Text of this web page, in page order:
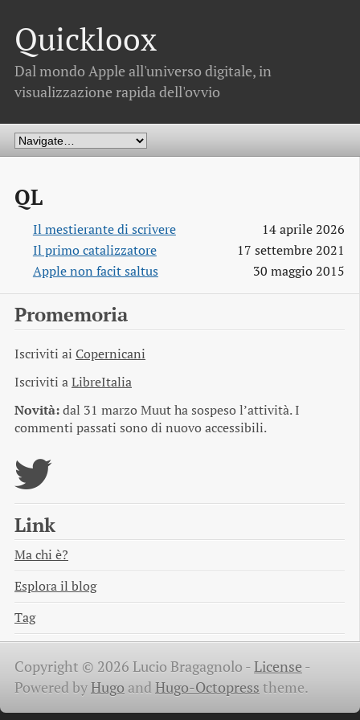
Quickloox
Dal mondo Apple all'universo digitale, in
visualizzazione rapida dell'ovvio
QL
Il mestierante di scrivere
14 aprile 2026
Il primo catalizzatore
17 settembre 2021
Apple non facit saltus
30 maggio 2015
Promemoria
Iscriviti ai Copernicani
Iscriviti aLibreItalia
Novità:dal 31 marzo Muut ha sospeso l’attività. I
commenti passati sono di nuovo accessibili.
Link
Ma chi è?
Esplora il blog
Tag
Copyright © 2026 Lucio Bragagnolo -License -
Powered byHugo and Hugo-Octopress theme.